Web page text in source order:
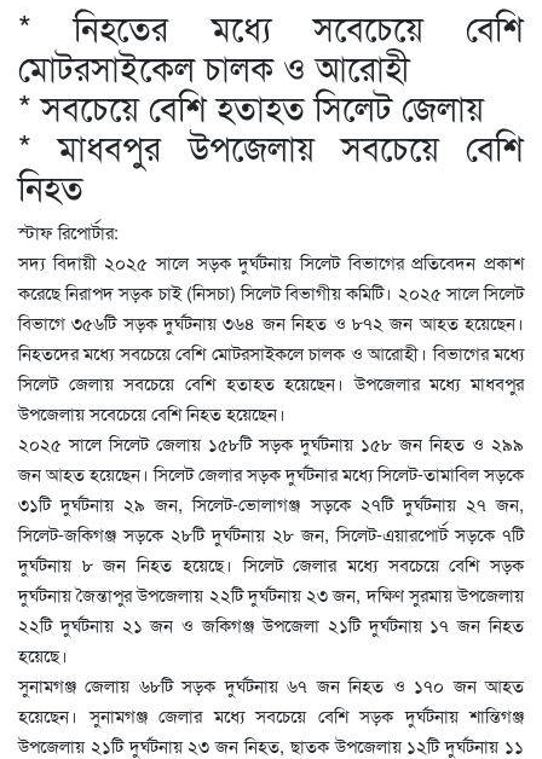
* নিহতের মধ্যে সবেচেয়ে বেশি
মোটরসাইকেল চালক ও আরোহী
* সবচেয়ে বেশি হতাহত সিলেট জেলায়
* মাধবপুর উপজেলায় সবচেয়ে বেশি
নিহত
স্টাফ রিপোর্টার:
সদ্য বিদায়ী ২০২৫ সালে সড়ক দুর্ঘটনায় সিলেট বিভাগের প্রতিবেদন প্রকাশ
করেছে নিরাপদ সড়ক চাই (নিসচা) সিলেট বিভাগীয় কমিটি। ২০২৫ সালে সিলেট
বিভাগে ৩৫৬টি সড়ক দুর্ঘটনায় ৩৬৪ জন নিহত ও ৮৭২ জন আহত হয়েছেন।
নিহতদের মধ্যে সবচেয়ে বেশি মোটরসাইকলে চালক ও আরোহী। বিভাগের মধ্যে
সিলেট জেলায় সবচেয়ে বেশি হতাহত হয়েছেন। উপজেলার মধ্যে মাধবপুর
উপজেলায় সবেচেয়ে বেশি নিহত হয়েছেন।
২০২৫ সালে সিলেট জেলায় ১৫৮টি সড়ক দুর্ঘটনায় ১৫৮ জন নিহত ও ২৯৯
জন আহত হয়েছেন। সিলেট জেলার সড়ক দুর্ঘটনার মধ্যে সিলেট-তামাবিল সড়কে
৩১টি দুর্ঘটনায় ২৯ জন, সিলেট-ভোলাগঞ্জ সড়কে ২৭টি দুর্ঘটনায় ২৭ জন,
সিলেট-জকিগঞ্জ সড়কে ২৮টি দুর্ঘটনায় ২৮ জন, সিলেট-এয়ারপোর্ট সড়কে ৭টি
দুর্ঘটনায় ৮ জন নিহত হয়েছে। সিলেট জেলার মধ্যে সবচেয়ে বেশি সড়ক
দুর্ঘটনায় জৈন্তাপুর উপজেলায় ২২টি দুর্ঘটনায় ২৩ জন, দক্ষিণ সুরমায় উপজেলায়
২২টি দুর্ঘটনায় ২১ জন ও জকিগঞ্জ উপজেলা ২১টি দুর্ঘটনায় ১৭ জন নিহত
হয়েছে।
সুনামগঞ্জ জেলায় ৬৮টি সড়ক দুর্ঘটনায় ৬৭ জন নিহত ও ১৭০ জন আহত
হয়েছেন। সুনামগঞ্জ জেলার মধ্যে সবচেয়ে বেশি সড়ক দুর্ঘটনায় শান্তিগঞ্জ
উপজেলায় ২১টি দুর্ঘটনায় ২৩ জন নিহত, ছাতক উপজেলায় ১২টি দুর্ঘটনায় ১১